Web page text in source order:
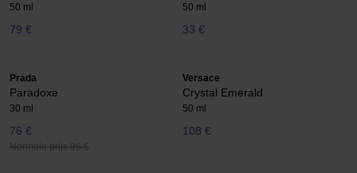
50 ml
79 €
50 ml
33 €
Prada
Paradoxe
30 ml
76 €
Normale prijs 96 €
Versace
Crystal Emerald
50 ml
108 €